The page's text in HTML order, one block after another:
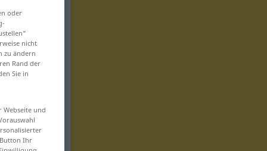
oder
nicht
zu ändern
Rand der
Sie in
und
Ihr